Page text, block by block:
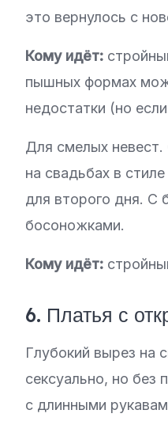
это вернулось с
Кому идёт:
пышных формах
недостатки (но
Для смелых
на свадьбах в
для второго дня. С
босоножками.
Кому идёт:
6. Платья с
Глубокий вырез на
сексуально, но без
с длинными